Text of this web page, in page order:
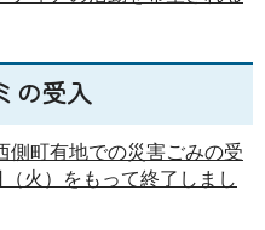
の受入
側町有地での災害ごみの受
（火）をもって終了しまし